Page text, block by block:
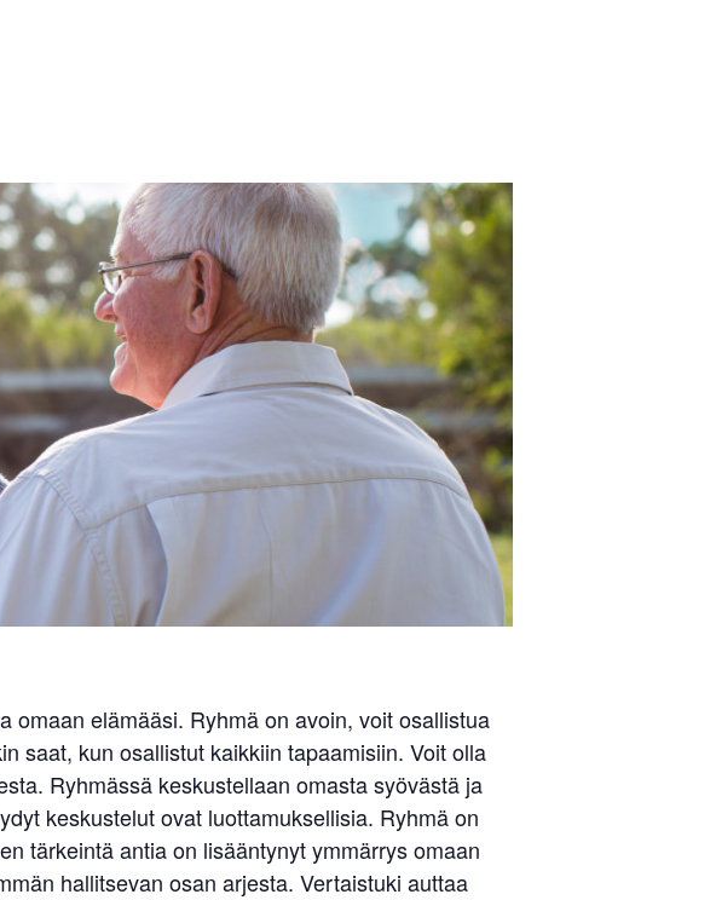
omaan elämääsi. Ryhmä on avoin, voit osallistua
saat, kun osallistut kaikkiin tapaamisiin. Voit olla
Ryhmässä keskustellaan omasta syövästä ja
keskustelut ovat luottamuksellisia. Ryhmä on
tärkeintä antia on lisääntynyt ymmärrys omaan
hallitsevan osan arjesta. Vertaistuki auttaa